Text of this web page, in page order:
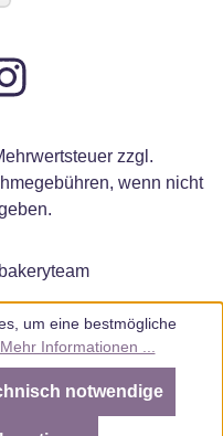
zzgl.
wenn nicht
um eine bestmögliche
Mehr Informationen ...
notwendige